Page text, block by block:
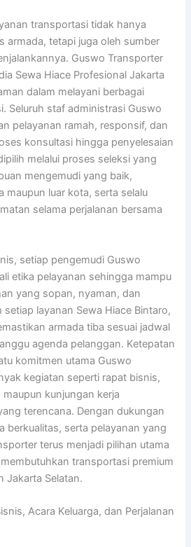
transportasi tidak hanya
armada, tetapi juga oleh sumber
Guswo Transporter
Sewa Hiace Profesional Jakarta
dalam melayani berbagai
Seluruh staf administrasi Guswo
pelayanan ramah, responsif, dan
konsultasi hingga penyelesaian
melalui proses seleksi yang
mengemudi yang baik,
maupun luar kota, serta selalu
selama perjalanan bersama
setiap pengemudi Guswo
etika pelayanan sehingga mampu
yang sopan, nyaman, dan
layanan Sewa Hiace Bintaro,
armada tiba sesuai jadwal
agenda pelanggan. Ketepatan
komitmen utama Guswo
kegiatan seperti rapat bisnis,
kunjungan kerja
terencana. Dengan dukungan
berkualitas, serta pelayanan yang
terus menjadi pilihan utama
transportasi premium
Jakarta Selatan.
Acara Keluarga, dan Perjalanan